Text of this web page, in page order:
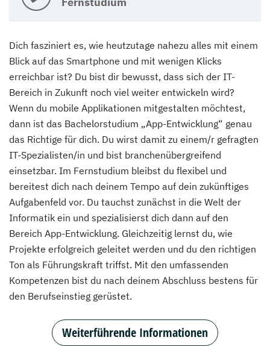
Dich fasziniert es, wie heutzutage nahezu alles mit einem
Blick auf das Smartphone und mit wenigen Klicks
erreichbar ist? Du bist dir bewusst, dass sich der IT-
Bereich in Zukunft noch viel weiter entwickeln wird?
Wenn du mobile Applikationen mitgestalten möchtest,
dann ist das Bachelorstudium „App-Entwicklung“ genau
das Richtige für dich. Du wirst damit zu einem/r gefragten
IT-Spezialisten/in und bist branchenübergreifend
einsetzbar. Im Fernstudium bleibst du flexibel und
bereitest dich nach deinem Tempo auf dein zukünftiges
Aufgabenfeld vor. Du tauchst zunächst in die Welt der
Informatik ein und spezialisierst dich dann auf den
Bereich App-Entwicklung. Gleichzeitig lernst du, wie
Projekte erfolgreich geleitet werden und du den richtigen
Ton als Führungskraft triffst. Mit den umfassenden
Kompetenzen bist du nach deinem Abschluss bestens für
den Berufseinstieg gerüstet.
Weiterführende Informationen